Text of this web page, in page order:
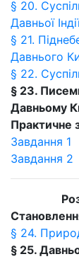
§ 20.
Давньої
§ 21.
Давнього
§ 22.
§ 23.
Давньому
Практичне
Завдання 1
Завдання 2
§ 24.
§ 25.